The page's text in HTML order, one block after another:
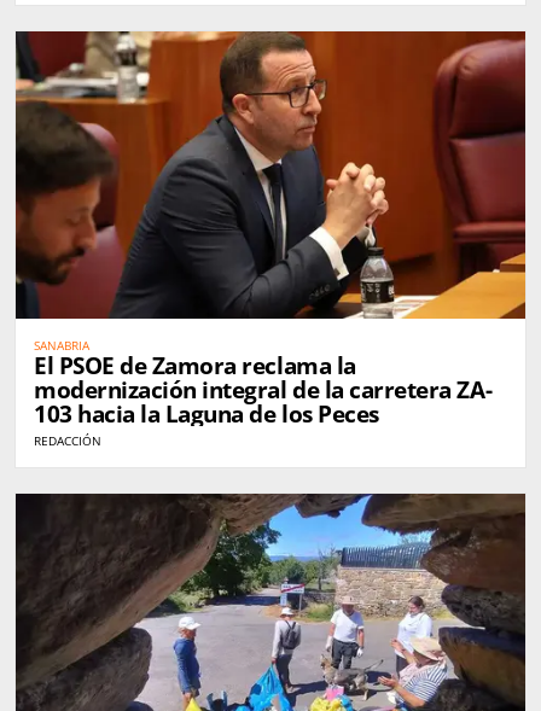
SANABRIA
El PSOE de Zamora reclama la
modernización integral de la carretera ZA-
103 hacia la Laguna de los Peces
REDACCIÓN